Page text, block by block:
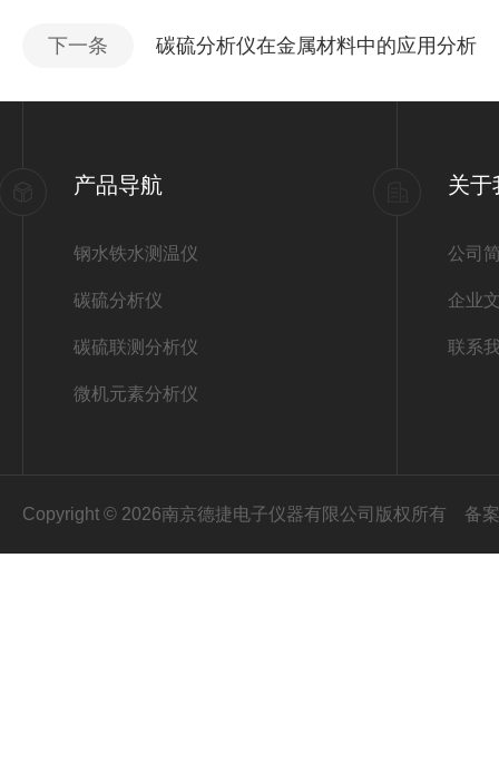
下一条 碳硫分析仪在金属材料中的应用分析
产品导航
钢水铁水测温仪
碳硫分析仪
碳硫联测分析仪
微机元素分析仪
关于
公司
企业
联系
Copyright © 2026南京德捷电子仪器有限公司版权所有 备